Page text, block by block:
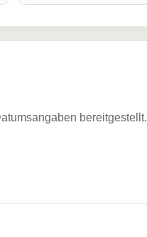
bereitgestellt.